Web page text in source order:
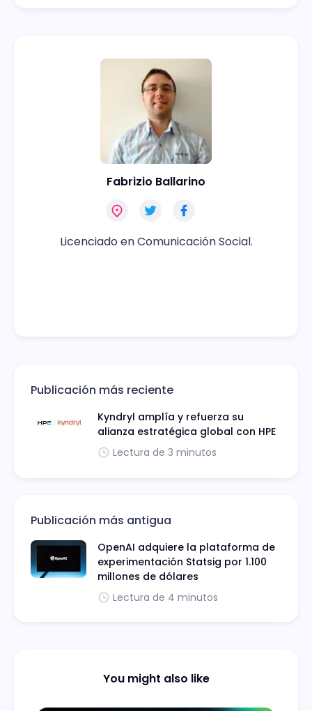
Fabrizio Ballarino
Licenciado en Comunicación Social.
Publicación más reciente
Kyndryl amplía y refuerza su
alianza estratégica global con HPE
Lectura de 3 minutos
Publicación más antigua
OpenAI adquiere la plataforma de
experimentación Statsig por 1.100
millones de dólares
Lectura de 4 minutos
You might also like